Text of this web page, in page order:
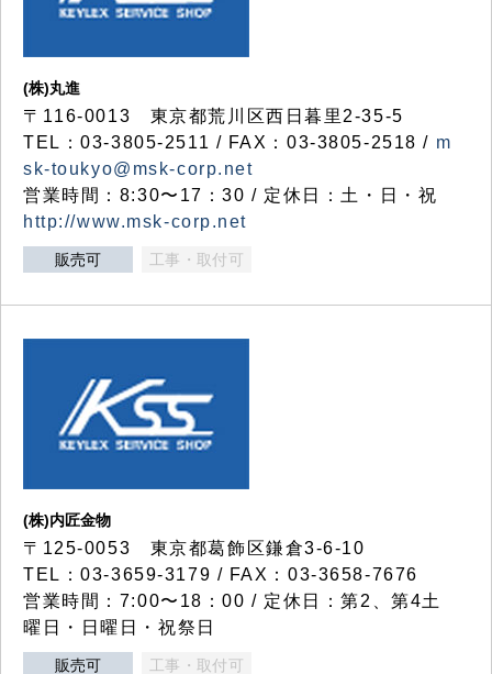
(株)丸進
〒116-0013 東京都荒川区西日暮里2-35-5
TEL：03-3805-2511 / FAX：03-3805-2518 / m
sk-toukyo@msk-corp.net
営業時間：8:30〜17：30 / 定休日：土・日・祝
http://www.msk-corp.net
販売可 工事・取付可
(株)内匠金物
〒125-0053 東京都葛飾区鎌倉3-6-10
TEL：03-3659-3179 / FAX：03-3658-7676
営業時間：7:00〜18：00 / 定休日：第2、第4土
曜日・日曜日・祝祭日
販売可 工事・取付可